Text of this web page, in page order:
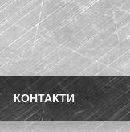
КОНТАКТИ